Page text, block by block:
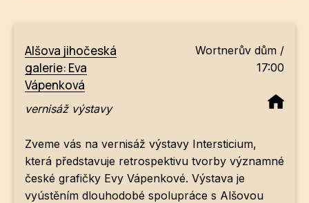
Alšova jihočeská
galerie: Eva
Vápenková
vernisáž výstavy
Wortnerův dům /
17:00
Zveme vás na vernisáž výstavy Intersticium,
která představuje retrospektivu tvorby významné
české grafičky Evy Vápenkové. Výstava je
vyústěním dlouhodobé spolupráce s Alšovou